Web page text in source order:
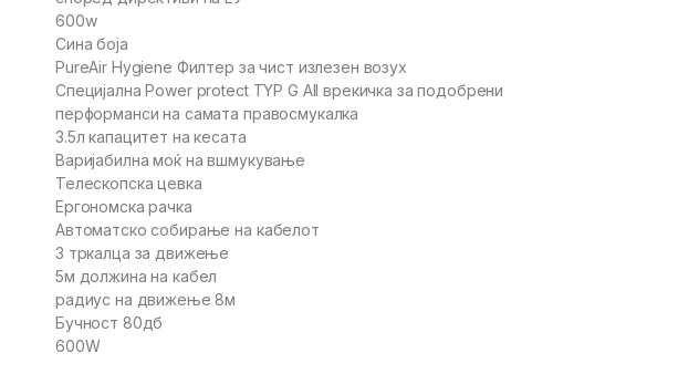
600w
Сина боја
PureAir Hygiene Филтер за чист излезен возух
Специјална Power protect TYP G All врекичка за подобрени
перформанси на самата правосмукалка
3.5л капацитет на кесата
Варијабилна моќ на вшмукување
Телескопска цевка
Ергономска рачка
Автоматско собирање на кабелот
3 тркалца за движење
5м должина на кабел
радиус на движење 8м
Бучност 80дб
600W